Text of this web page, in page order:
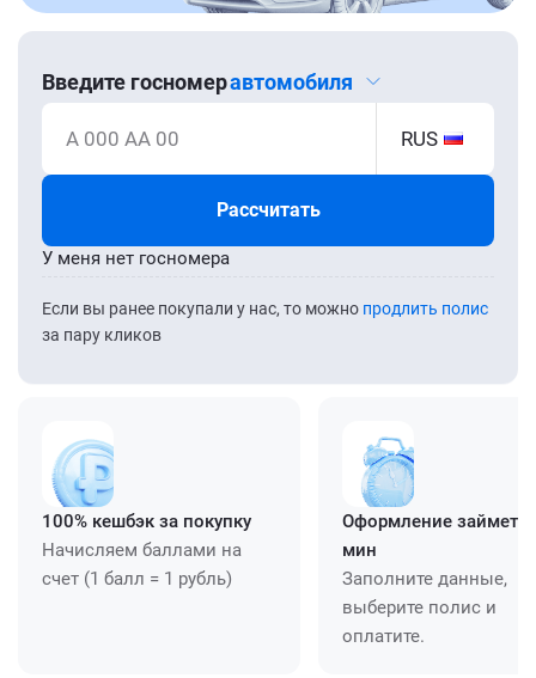
Введите госномеравтомобиля
А 000 АА 00 RUS
Рассчитать
Если вы ранее покупали у нас, то можно продлить полис
за пару кликов
У меня нет госномера
100% кешбэк за покупку
Начисляем баллами на
счет (1 балл = 1 рубль)
Оформление займет
мин
Заполните данные,
выберите полис и
оплатите.